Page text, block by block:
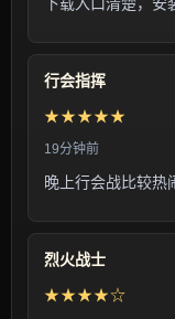
行会指挥
★★★★★
19分钟前
晚上行会战比较热
烈火战士
★★★★☆